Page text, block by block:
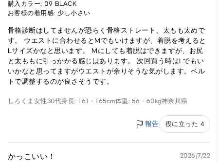
購入カラー: 09 BLACK
お客様の着用感: 少し小さい
骨格診断はしてませんが恐らく骨格ストレート、太もも太めで
す。 ウエストに合わせるとMでもいけますが、着脱を考えると
Lサイズかなと思います。 Mにしても着脱はできますが、お尻
と太ももに引っかかる感じはあります。 次回買う時はLでもい
いかなと思ってますがウエストが余りそうな気がします。ベル
トで調整するのが良さそうです。
しろくま 女性30代身長: 161 - 165cm体重: 56 - 60kg神奈川県
報告 役に立った 4
かっこいい！ 2026/7/22